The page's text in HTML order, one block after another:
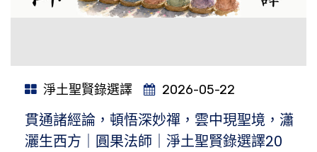
淨土聖賢錄選譯 2026-05-22
貫通諸經論，頓悟深妙禪，雲中現聖境，瀟
灑生西方｜圓果法師｜淨土聖賢錄選譯20